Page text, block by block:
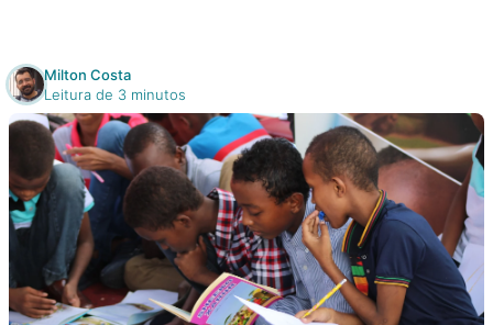
Milton Costa
Leitura de 3 minutos